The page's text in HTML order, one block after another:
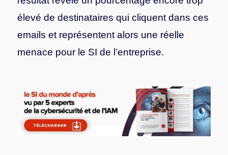
élevé de destinataires qui cliquent dans ces
emails et représentent alors une réelle
menace pour le SI de l’entreprise.